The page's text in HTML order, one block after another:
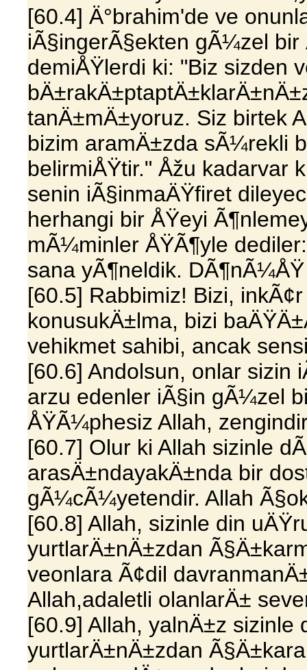
[60.4] Ä°brahim'de ve
iÃ§ingerÃ§ekten gÃ¼zel
demiÅŸlerdi ki: "Biz sizden
tanÄ±mÄ±yoruz. Siz birtek
bizim aramÄ±zda sÃ¼rekli
belirmiÅŸtir." Åžu kadarvar
senin iÃ§inmaÄŸfiret
herhangi bir ÅŸeyi
mÃ¼minler ÅŸÃ¶yle
sana yÃ¶neldik.
[60.5] Rabbimiz! Bizi,
konusukÄ±lma, bizi
vehikmet sahibi, ancak
[60.6] Andolsun, onlar
arzu edenler iÃ§in gÃ¼zel
ÅŸÃ¼phesiz Allah,
[60.7] Olur ki Allah sizinle
arasÄ±ndayakÄ±nda bir
gÃ¼cÃ¼yetendir. Allah
[60.8] Allah, sizinle din
yurtlarÄ±nÄ±zdan
veonlara Ã¢dil
Allah,adaletli olanlarÄ±
[60.9] Allah, yalnÄ±z sizinle
yurtlarÄ±nÄ±zdan